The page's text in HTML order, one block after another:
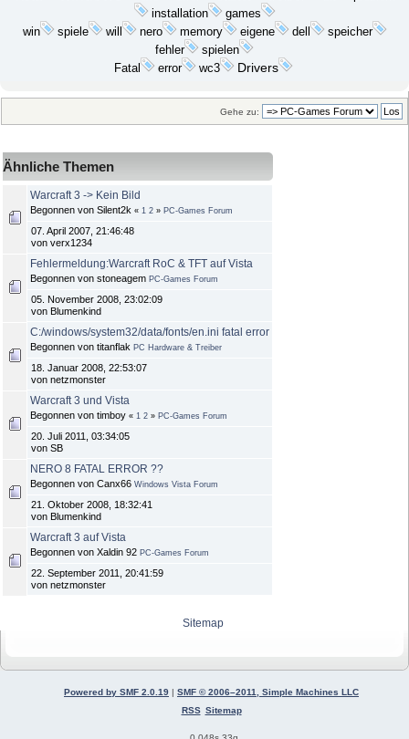
installation
games
win spiele will nero memory eigene dell speicher
fehler
spielen
Fatal
error wc3 Drivers
Gehe zu:
Ähnliche Themen
Warcraft 3 -> Kein Bild
Begonnen von Silent2k « 1 2 » PC-Games Forum
07. April 2007, 21:46:48
von verx1234
Fehlermeldung:Warcraft RoC & TFT auf Vista
Begonnen von stoneagem PC-Games Forum
05. November 2008, 23:02:09
von Blumenkind
C:/windows/system32/data/fonts/en.ini fatal error
Begonnen von titanflak PC Hardware & Treiber
18. Januar 2008, 22:53:07
von netzmonster
Warcraft 3 und Vista
Begonnen von timboy « 1 2 » PC-Games Forum
20. Juli 2011, 03:34:05
von SB
NERO 8 FATAL ERROR ??
Begonnen von Canx66 Windows Vista Forum
21. Oktober 2008, 18:32:41
von Blumenkind
Warcraft 3 auf Vista
Begonnen von Xaldin 92 PC-Games Forum
22. September 2011, 20:41:59
von netzmonster
Sitemap
Powered by SMF 2.0.19 | SMF © 2006–2011, Simple Machines LLC
RSS Sitemap